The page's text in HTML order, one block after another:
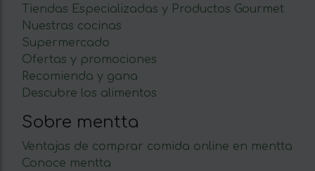
Tiendas Especializadas y Productos Gourmet
Nuestras cocinas
Supermercado
Ofertas y promociones
Recomienda y gana
Descubre los alimentos
Sobre mentta
Ventajas de comprar comida online en mentta
Conoce mentta